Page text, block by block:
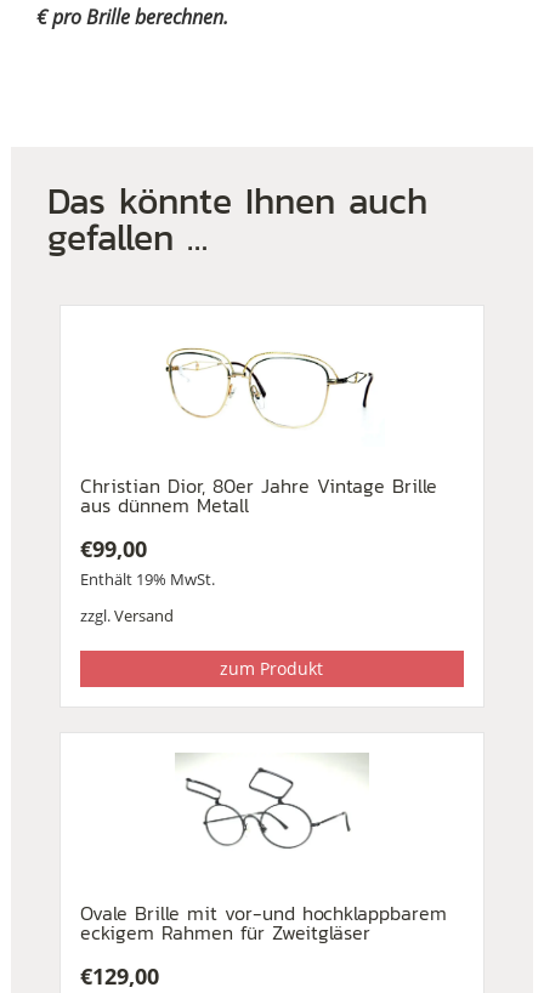
€ pro Brille berechnen.
Das könnte Ihnen auch
gefallen …
Christian Dior, 80er Jahre Vintage Brille
aus dünnem Metall
€99,00
Enthält 19% MwSt.
zzgl.Versand
zum Produkt
Ovale Brille mit vor-und hochklappbarem
eckigem Rahmen für Zweitgläser
€129,00